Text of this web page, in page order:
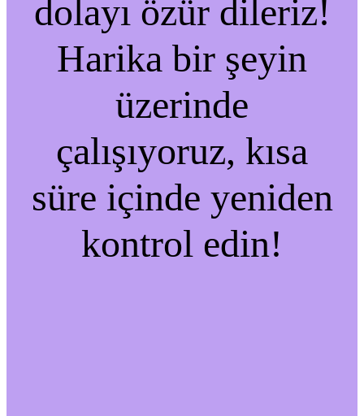
dolayı özür dileriz!
Harika bir şeyin
üzerinde
çalışıyoruz, kısa
süre içinde yeniden
kontrol edin!